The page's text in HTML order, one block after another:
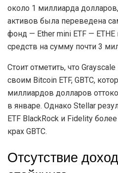
около 1 миллиарда долларов,
активов была переведена
фонд — Ether mini ETF — ETHE
средств на сумму почти 3
Стоит отметить, что
своим Bitcoin ETF, GBTC,
миллиардов долларов
в январе. Однако Stellar
ETF BlackRock и Fidelity
крах GBTC.
Отсутствие